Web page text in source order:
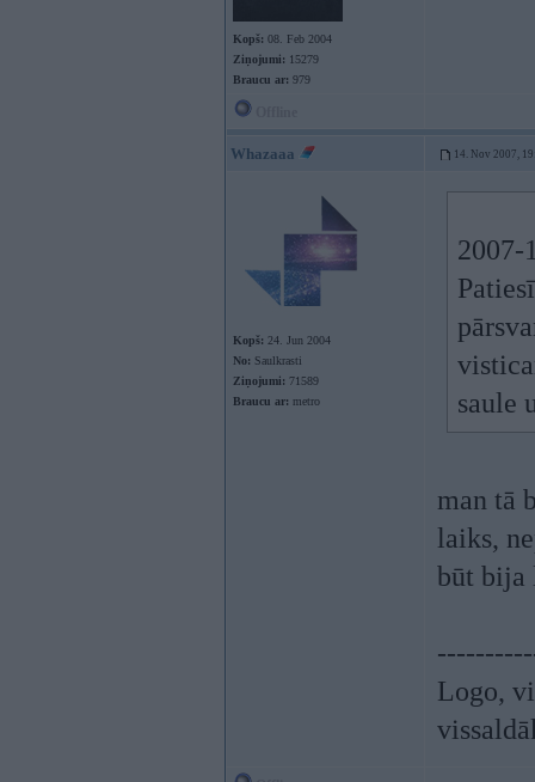
Kopš: 08. Feb 2004
Ziņojumi: 15279
Braucu ar: 979
Whazaaa 14. Nov 2007,
Kopš: 24. Jun 2004
No: Saulkrasti
Ziņojumi: 71589
Braucu ar: metro
2007-
saule
man tā
laiks,
būt bija
Logo,